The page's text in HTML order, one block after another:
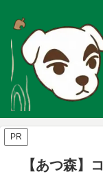
PR
【あつ森】